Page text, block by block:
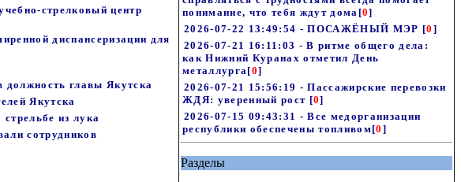
стрелковый центр
диспансеризации для
главы Якутска
Якутска
из лука
сотрудников
понимание, что тебя ждут дома [0]
2026-07-22 13:49:54 - ПОСАЖЁНЫЙ МЭР [0 ]
2026-07-21 16:11:03 - В ритме общего дела:
как Нижний Куранах отметил День
металлурга[0]
2026-07-21 15:56:19 - Пассажирские перевозки
ЖДЯ: уверенный рост [0]
2026-07-15 09:43:31 - Все медорганизации
республики обеспечены топливом[0 ]
Разделы